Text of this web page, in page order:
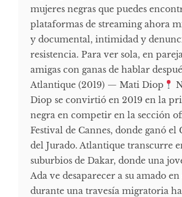
mujeres negras que puedes
plataformas de streaming ahora
y documental, intimidad y
resistencia. Para ver sola, en
amigas con ganas de hablar
Atlantique (2019) — Mati Diop
Diop se convirtió en 2019 en la
negra en competir en la sección
Festival de Cannes, donde ganó
del Jurado. Atlantique transcurre
suburbios de Dakar, donde una
Ada ve desaparecer a su amado
durante una travesía migratoria